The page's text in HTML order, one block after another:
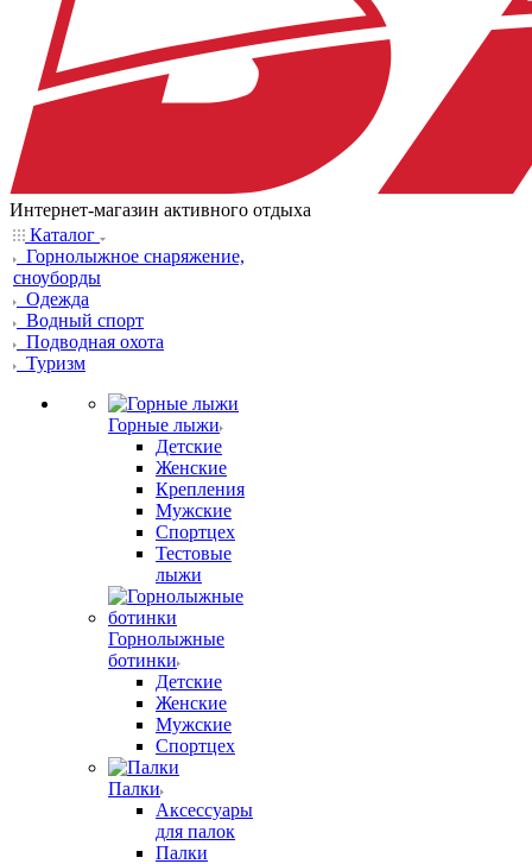
Интернет-магазин активного отдыха
Каталог
Горнолыжное снаряжение,
сноуборды
Одежда
Водный спорт
Подводная охота
Туризм
Горные лыжи
Детские
Женские
Крепления
Мужские
Спортцех
Тестовые
лыжи
Горнолыжные
ботинки
Детские
Женские
Мужские
Спортцех
Палки
Аксессуары
для палок
Палки